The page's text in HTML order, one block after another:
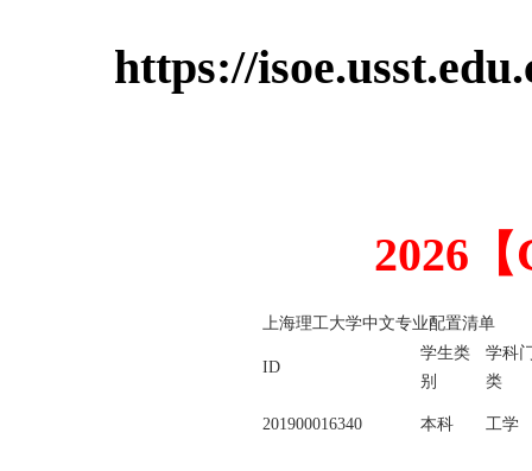
https://
2026
上海理工大学中文专业配置清单
ID
学生类
别
学科
类
201900016340 本科 工学